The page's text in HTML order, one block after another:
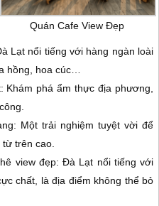
Quán Cafe View Đẹp
Lạt nổi tiếng với hàng ngàn loài
hồng, hoa cúc…
Khám phá ẩm thực địa phương,
Một trải nghiệm tuyệt vời để
trên cao.
view đẹp: Đà Lạt nổi tiếng với
chất, là địa điểm không thể bỏ